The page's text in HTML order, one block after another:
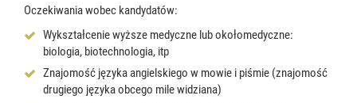
Oczekiwania wobec kandydatów:
Wykształcenie wyższe medyczne lub okołomedyczne:
biologia, biotechnologia, itp
Znajomość języka angielskiego w mowie i piśmie (znajomość
drugiego języka obcego mile widziana)